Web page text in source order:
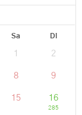
Sa Di
1 2
8 9
15 16
285